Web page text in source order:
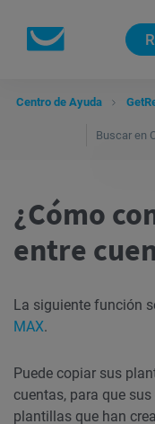
Centro de Ayuda
¿Cómo
entre
La siguiente función
MAX.
Puede copiar sus
cuentas, para que
plantillas que han